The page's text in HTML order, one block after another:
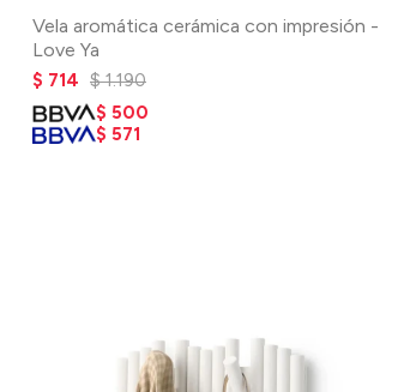
Vela aromática cerámica con impresión -
Love Ya
$ 714 $ 1.190
$ 500
$ 571